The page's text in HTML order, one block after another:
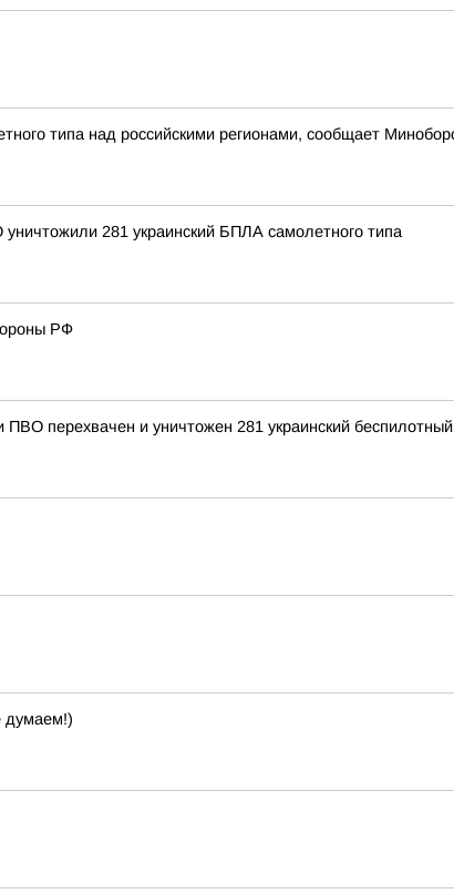
типа над российскими регионами, сообщает
281 украинский БПЛА самолетного типа
РФ
перехвачен и уничтожен 281 украинский
думаем!)